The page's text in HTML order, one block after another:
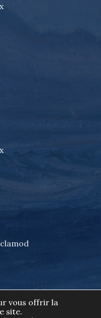
vous offrir la
site.